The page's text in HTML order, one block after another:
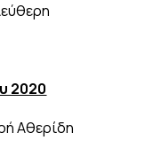
2020
Αθερίδη